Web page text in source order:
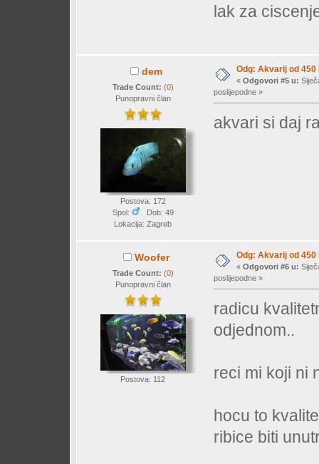
lak za
dem
Trade Count: (0)
Punopravni član
Postova: 172
Spol:
Dob: 49
Lokacija: Zagreb
Odg: Akvarij od 450
« Odgovori #5 u:
poslijepodne »
akvari si daj
Woofer
Trade Count: (0)
Punopravni član
Postova: 112
Odg: Akvarij od 450
« Odgovori #6 u:
poslijepodne »
radicu
odjednom..
reci mi koji ni
hocu to
ribice biti